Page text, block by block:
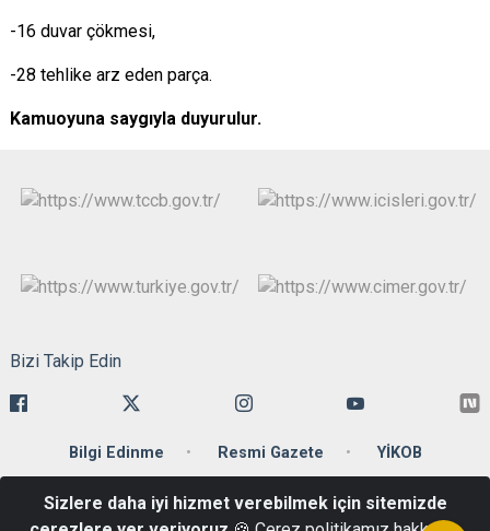
-16 duvar çökmesi,
-28 tehlike arz eden parça.
Kamuoyuna saygıyla duyurulur.
Bizi Takip Edin
Bilgi Edinme Resmi Gazete YİKOB
Ankara Caddesi 34110 Cağaloğlu-Fatih/İstanbul
Sizlere daha iyi hizmet verebilmek için sitemizde